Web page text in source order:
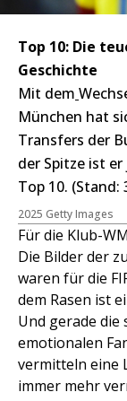
Top 10: Die
Geschichte
Mit dem
München hat
Transfers der
der Spitze ist
Top 10. (Stand:
2025 Getty Images
Für die Klub-
Die Bilder der
waren für die
dem Rasen ist
Und gerade
emotionalen
vermitteln eine
immer mehr